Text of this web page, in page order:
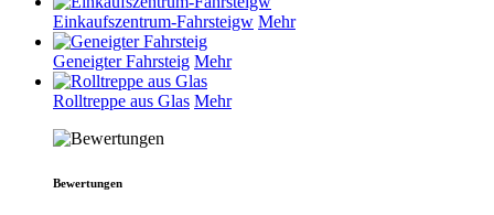
Einkaufszentrum-Fahrsteigw Mehr
Geneigter Fahrsteig Mehr
Rolltreppe aus Glas Mehr
Bewertungen